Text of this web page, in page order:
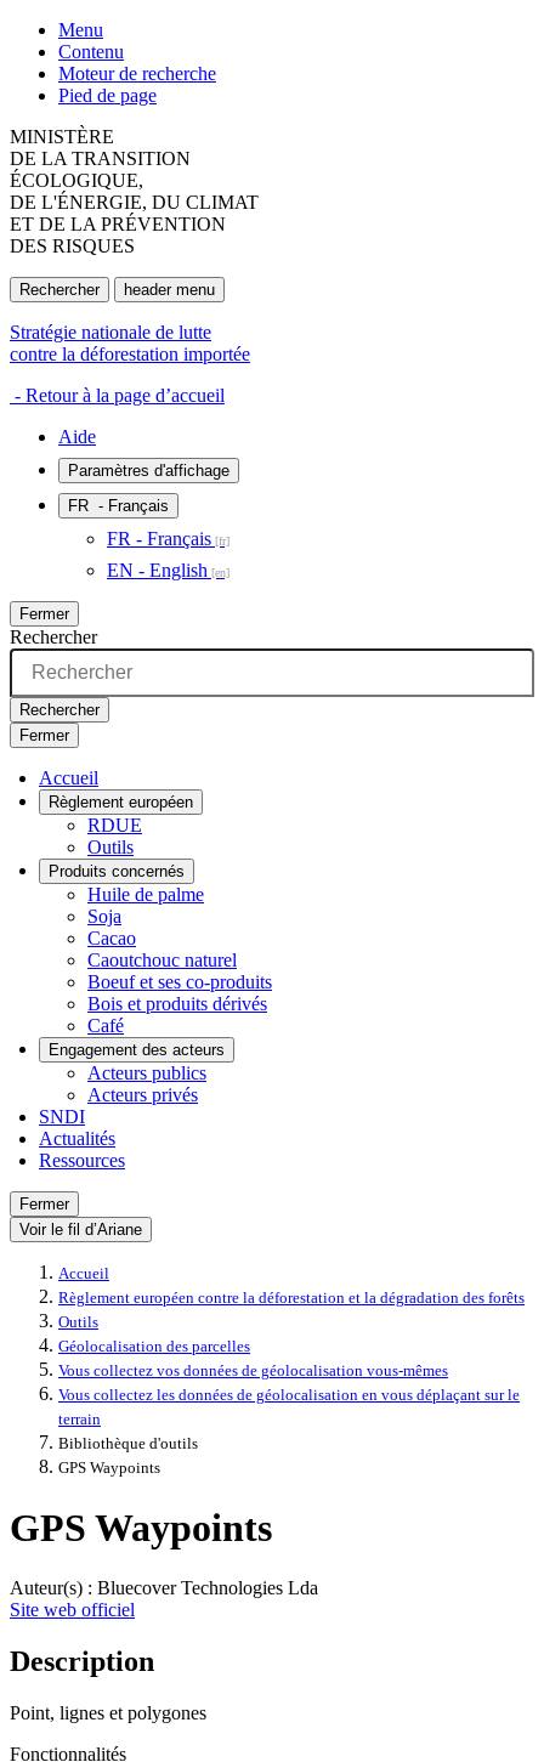
Menu
Contenu
Moteur de recherche
Pied de page
MINISTÈRE
DE LA TRANSITION
ÉCOLOGIQUE,
DE L'ÉNERGIE, DU CLIMAT
ET DE LA PRÉVENTION
DES RISQUES
Rechercher header menu
Stratégie nationale de lutte
contre la déforestation importée
- Retour à la page d’accueil
Aide
Paramètres d'affichage
FR - Français
FR - Français
EN - English
Fermer
Rechercher
Rechercher
Fermer
Accueil
Règlement européen
RDUE
Outils
Produits concernés
Huile de palme
Soja
Cacao
Caoutchouc naturel
Boeuf et ses co-produits
Bois et produits dérivés
Café
Engagement des acteurs
Acteurs publics
Acteurs privés
SNDI
Actualités
Ressources
Fermer
Voir le fil d’Ariane
Accueil
Règlement européen contre la déforestation et la dégradation des forêts
Outils
Géolocalisation des parcelles
Vous collectez vos données de géolocalisation vous-mêmes
Vous collectez les données de géolocalisation en vous déplaçant sur le
terrain
Bibliothèque d'outils
GPS Waypoints
GPS Waypoints
Auteur(s) : Bluecover Technologies Lda
Site web officiel
Description
Point, lignes et polygones
Fonctionnalités